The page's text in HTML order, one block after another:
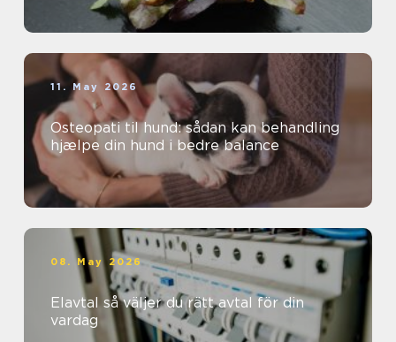
11. May 2026
Osteopati til hund: sådan kan behandling
hjælpe din hund i bedre balance
08. May 2026
Elavtal så väljer du rätt avtal för din
vardag